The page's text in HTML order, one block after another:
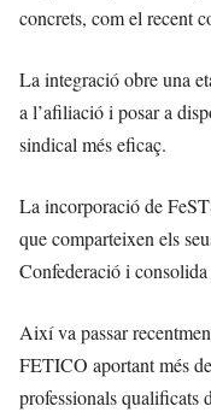
concrets, com el recent
La integració obre una
a l’afiliació i posar a
sindical més eficaç.
La incorporació de
que comparteixen els
Confederació i
Així va passar
FETICO aportant més
professionals qualificats